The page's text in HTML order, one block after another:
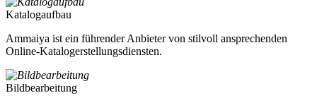
Katalogaufbau
Ammaiya ist ein führender Anbieter von stilvoll ansprechenden
Online-Katalogerstellungsdiensten.
Bildbearbeitung